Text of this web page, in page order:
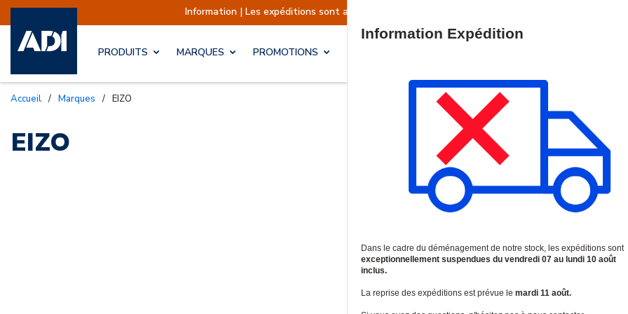
Information | Les expéditions sont actuellement suspendues Reprise
PRODUITS MARQUES PROMOTIONS
Accueil / Marques / EIZO
EIZO